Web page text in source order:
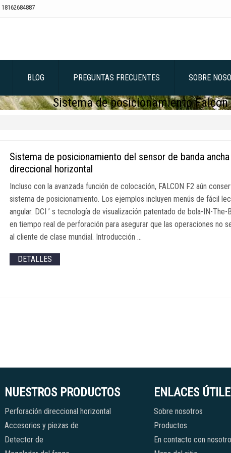
18162684887
BLOG PREGUNTAS FRECUENTES SOBRE
Sistema de posicionamiento Falcon
Sistema de posicionamiento del sensor de banda
direccional horizontal
Incluso con la avanzada función de colocación, FALCON F2 aún
sistema de posicionamiento. Los ejemplos incluyen menús de fácil
angular. DCI ’ s tecnología de visualización patentado de bola-IN-
en tiempo real de perforación para asegurar que las operaciones
al cliente de clase mundial. Introducción …
DETALLES
NUESTROS PRODUCTOS
Perforación direccional horizontal
Accesorios y piezas de
Detector de
ENLACES
Sobre nosotros
Productos
En contacto con